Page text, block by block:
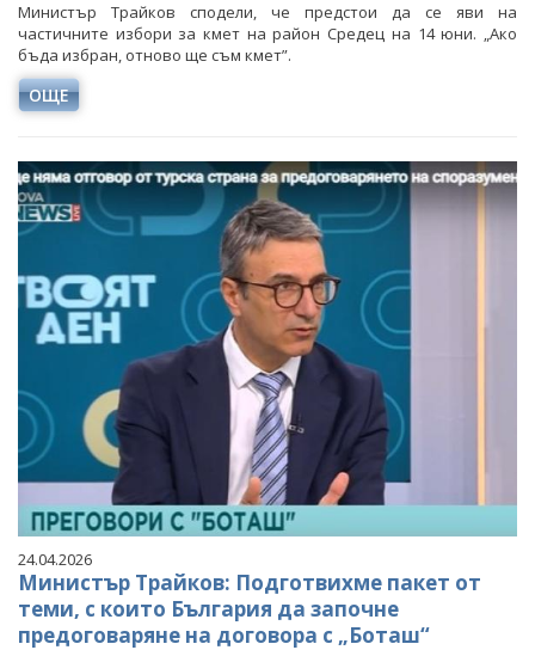
Министър Трайков сподели, че предстои да се яви на
частичните избори за кмет на район Средец на 14 юни. „Ако
бъда избран, отново ще съм кмет”.
ОЩЕ
24.04.2026
Министър Трайков: Подготвихме пакет от
теми, с които България да започне
предоговаряне на договора с „Боташ“